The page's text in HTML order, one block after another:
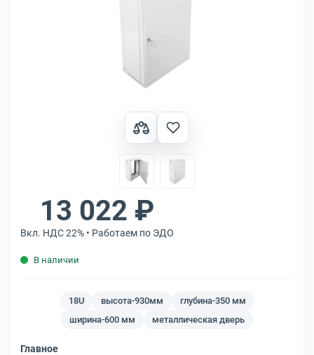
13 022 ₽
Вкл. НДС 22% • Работаем по ЭДО
В наличии
18U высота-930мм
глубина-350 мм
ширина-600 мм
металлическая дверь
Главное